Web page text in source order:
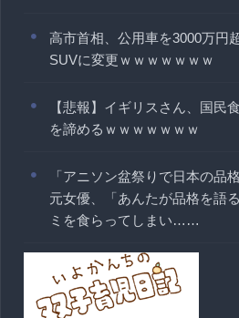
高市首相、公用車を3000万円
SUVに変更ｗｗｗｗｗｗｗ
【悲報】イギリスさん、国民
を諦めるｗｗｗｗｗｗｗ
「アニソン盆祭りで日本の品
元女優、「あんたが品格を語
ミを食らってしまい……